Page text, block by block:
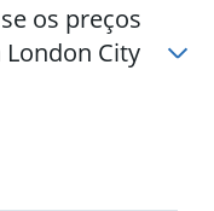
os preços
London City